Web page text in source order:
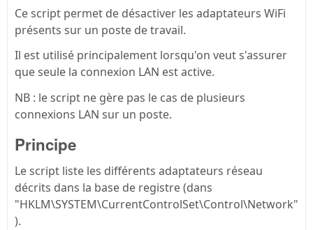
Ce script permet de désactiver les adaptateurs WiFi
présents sur un poste de travail.
Il est utilisé principalement lorsqu'on veut s'assurer
que seule la connexion LAN est active.
NB : le script ne gère pas le cas de plusieurs
connexions LAN sur un poste.
Principe
Le script liste les différents adaptateurs réseau
décrits dans la base de registre (dans
"HKLM\SYSTEM\CurrentControlSet\Control\Network"
).